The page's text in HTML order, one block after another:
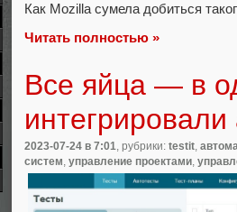
Как Mozilla сумела добиться
Читать полностью »
Все яйца — в
2023-07-24 в 7:01, рубрики: testit,
систем, управление проектами,